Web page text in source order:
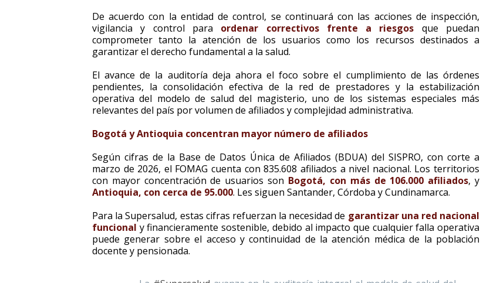
De acuerdo con la entidad de control, se continuará con las acciones de inspección,
vigilancia y control para ordenar correctivos frente a riesgos que puedan
comprometer tanto la atención de los usuarios como los recursos destinados a
garantizar el derecho fundamental a la salud.
El avance de la auditoría deja ahora el foco sobre el cumplimiento de las órdenes
pendientes, la consolidación efectiva de la red de prestadores y la estabilización
operativa del modelo de salud del magisterio, uno de los sistemas especiales más
relevantes del país por volumen de afiliados y complejidad administrativa.
Bogotá y Antioquia concentran mayor número de afiliados
Según cifras de la Base de Datos Única de Afiliados (BDUA) del SISPRO, con corte a
marzo de 2026, el FOMAG cuenta con 835.608 afiliados a nivel nacional. Los territorios
con mayor concentración de usuarios son Bogotá, con más de 106.000 afiliados, y
Antioquia, con cerca de 95.000. Les siguen Santander, Córdoba y Cundinamarca.
Para la Supersalud, estas cifras refuerzan la necesidad de garantizar una red nacional
funcional y financieramente sostenible, debido al impacto que cualquier falla operativa
puede generar sobre el acceso y continuidad de la atención médica de la población
docente y pensionada.